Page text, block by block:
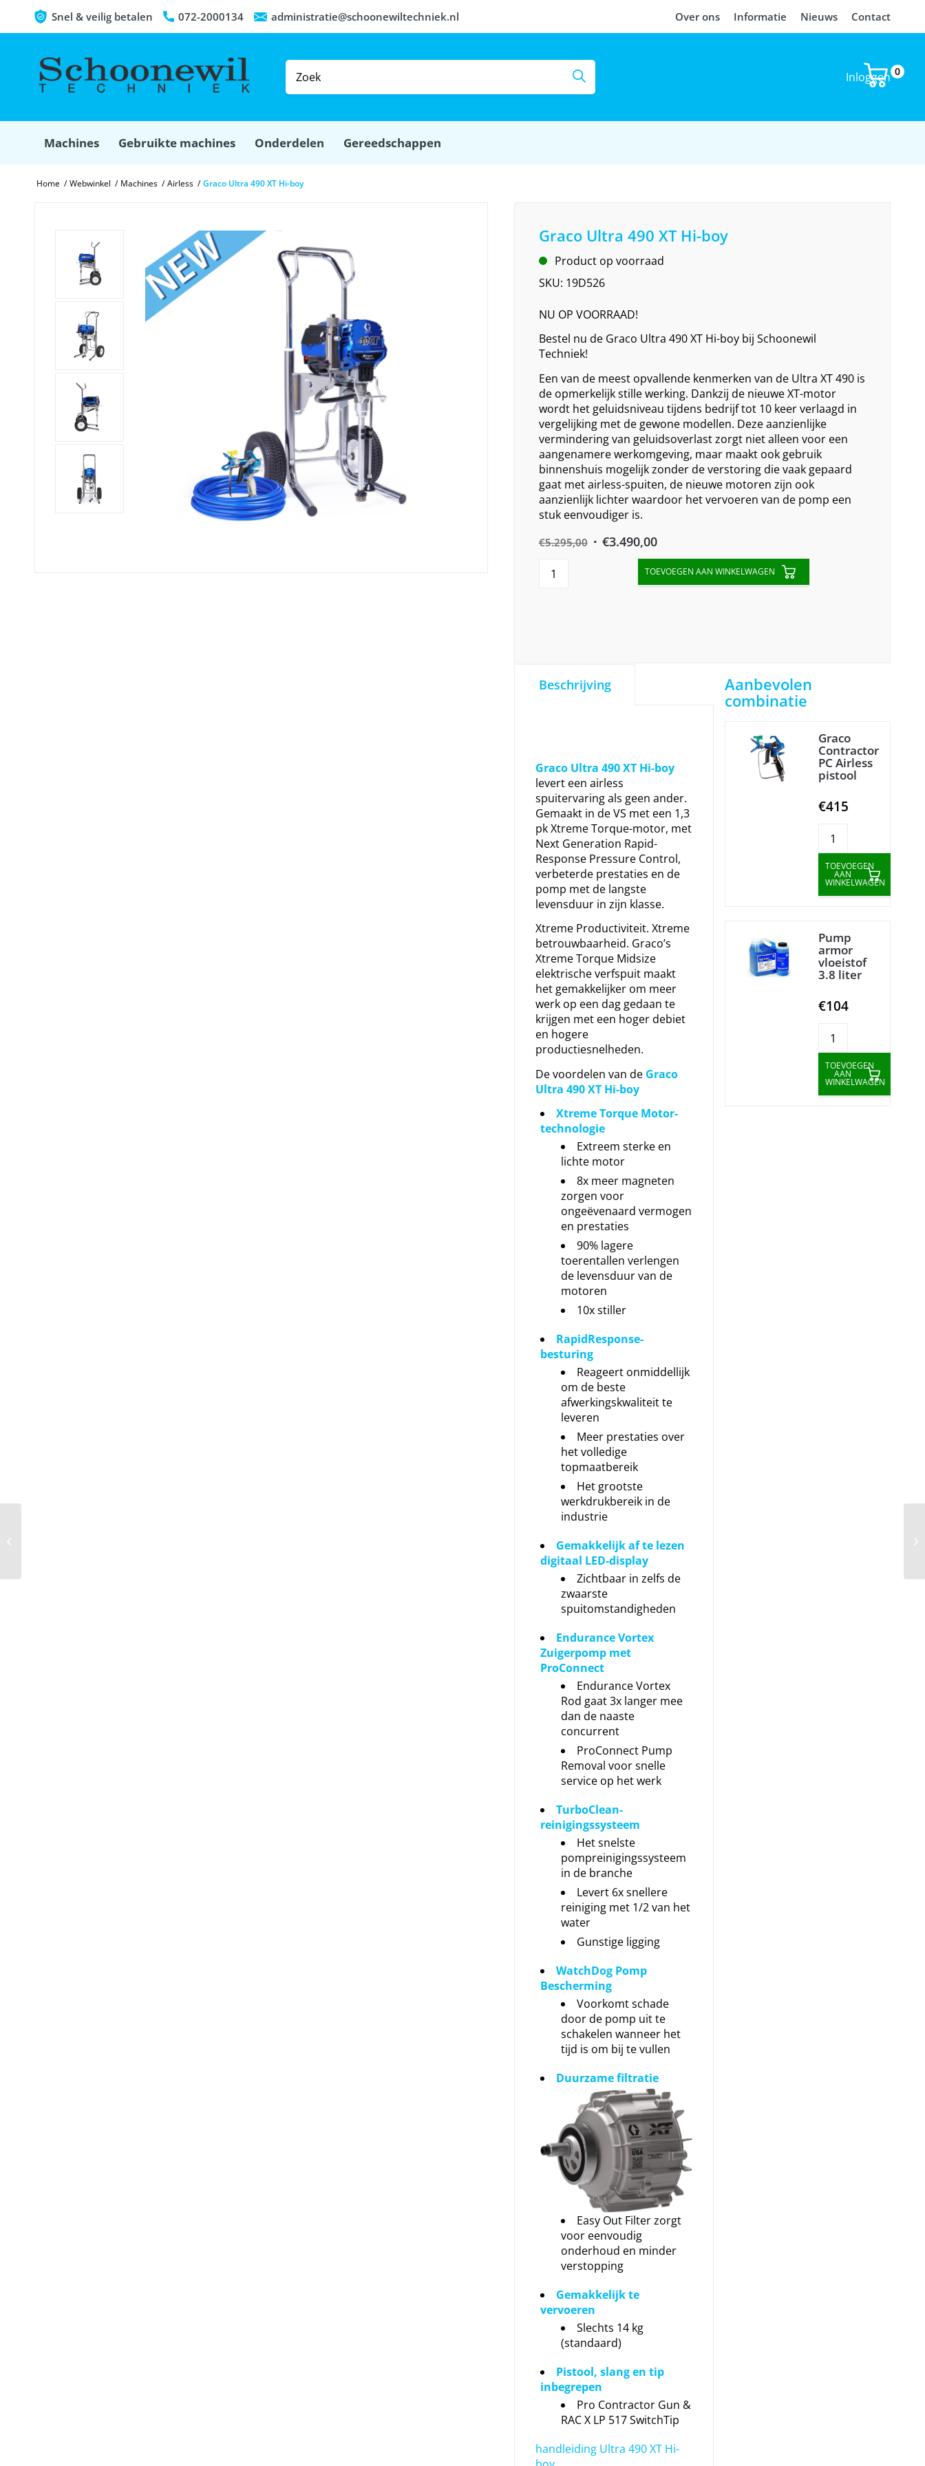
Over ons Informatie Nieuws Contact
Snel & veilig betalen 072-2000134 administratie@schoonewiltechniek.nl
0
Inloggen
Machines Gebruikte machines Onderdelen Gereedschappen
Home / Webwinkel / Machines / Airless / Graco Ultra 490 XT Hi-boy
Graco Ultra 490 XT Hi-boy
Product op voorraad
SKU: 19D526
NU OP VOORRAAD!
Bestel nu de Graco Ultra 490 XT Hi-boy bij Schoonewil
Techniek!
Een van de meest opvallende kenmerken van de Ultra XT 490 is
de opmerkelijk stille werking. Dankzij de nieuwe XT-motor
wordt het geluidsniveau tijdens bedrijf tot 10 keer verlaagd in
vergelijking met de gewone modellen. Deze aanzienlijke
vermindering van geluidsoverlast zorgt niet alleen voor een
aangenamere werkomgeving, maar maakt ook gebruik
binnenshuis mogelijk zonder de verstoring die vaak gepaard
gaat met airless-spuiten, de nieuwe motoren zijn ook
aanzienlijk lichter waardoor het vervoeren van de pomp een
stuk eenvoudiger is.
€5.295,00 Original
€3.490,00Current
price
is:
TOEVOEGEN AAN WINKELWAGEN
Beschrijving
Graco Ultra 490 XT Hi-boy
levert een airless
spuitervaring als geen ander.
Gemaakt in de VS met een 1,3
pk Xtreme Torque-motor, met
Next Generation Rapid-
Response Pressure Control,
verbeterde prestaties en de
pomp met de langste
levensduur in zijn klasse.
Xtreme Productiviteit. Xtreme
betrouwbaarheid. Graco’s
Xtreme Torque Midsize
elektrische verfspuit maakt
het gemakkelijker om meer
werk op een dag gedaan te
krijgen met een hoger debiet
en hogere
productiesnelheden.
De voordelen van de Graco
Ultra 490 XT Hi-boy
Xtreme Torque Motor-
technologie
Extreem sterke en
lichte motor
8x meer magneten
zorgen voor
ongeëvenaard vermogen
en prestaties
90% lagere
toerentallen verlengen
de levensduur van de
motoren
10x stiller
RapidResponse-
besturing
Reageert onmiddellijk
om de beste
afwerkingskwaliteit te
leveren
Meer prestaties over
het volledige
topmaatbereik
Het grootste
werkdrukbereik in de
industrie
Gemakkelijk af te lezen
digitaal LED-display
Zichtbaar in zelfs de
zwaarste
spuitomstandigheden
Endurance Vortex
Zuigerpomp met
ProConnect
Endurance Vortex
Rod gaat 3x langer mee
dan de naaste
concurrent
ProConnect Pump
Removal voor snelle
service op het werk
TurboClean-
reinigingssysteem
Het snelste
pompreinigingssysteem
in de branche
Levert 6x snellere
reiniging met 1/2 van het
water
Gunstige ligging
WatchDog Pomp
Bescherming
Voorkomt schade
door de pomp uit te
schakelen wanneer het
tijd is om bij te vullen
Duurzame filtratie
Easy Out Filter zorgt
voor eenvoudig
onderhoud en minder
verstopping
Gemakkelijk te
vervoeren
Slechts 14 kg
(standaard)
Pistool, slang en tip
inbegrepen
Pro Contractor Gun &
RAC X LP 517 SwitchTip
handleiding Ultra 490 XT Hi-
Aanbevolen
combinatie
Graco
Contractor
PC Airless
pistool
€415
TOEVOEGEN
AAN
WINKELWAGEN
Pump
armor
vloeistof
3.8 liter
€104
TOEVOEGEN
AAN
WINKELWAGEN